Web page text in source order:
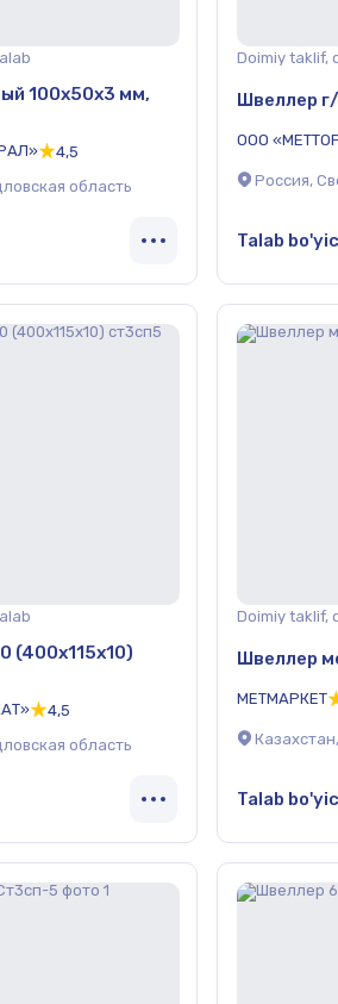
100х50х3 мм,
4,5
область
Doimiy taklif,
Швеллер
ООО
Россия,
Talab
(400х115х10)
4,5
область
Doimiy taklif,
Швеллер
МЕТМАРКЕТ
Talab